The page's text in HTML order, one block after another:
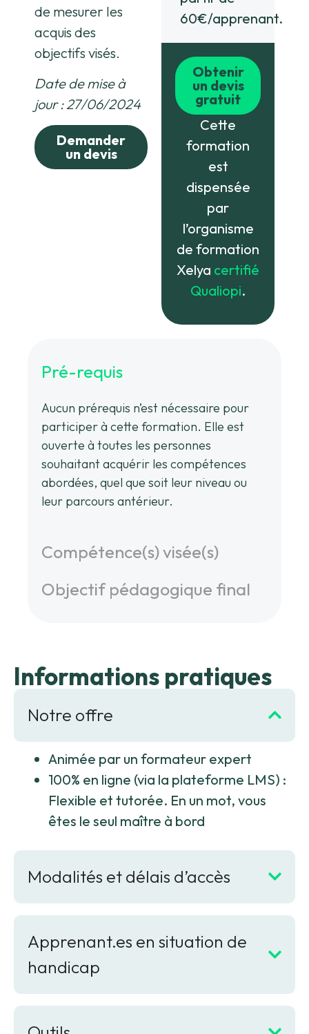
Pré-requis
Compétence(s) visée(s)
Objectif pédagogique final
Aucun prérequis n’est nécessaire pour
participer à cette formation. Elle est
ouverte à toutes les personnes
souhaitant acquérir les compétences
abordées, quel que soit leur niveau ou
leur parcours antérieur.
de mesurer les
acquis des
objectifs visés.
Date de mise à
jour : 27/06/2024
Demander
un devis
60€/apprenant.
Obtenir
un devis
gratuit
Cette
formation
est
dispensée
par
l’organisme
de formation
Xelya certifié
Qualiopi.
Informations pratiques
Notre offre
Animée par un formateur expert
100% en ligne (via la plateforme LMS) :
Flexible et tutorée. En un mot, vous
êtes le seul maître à bord
Modalités et délais d’accès
Apprenant.es en situation de
handicap